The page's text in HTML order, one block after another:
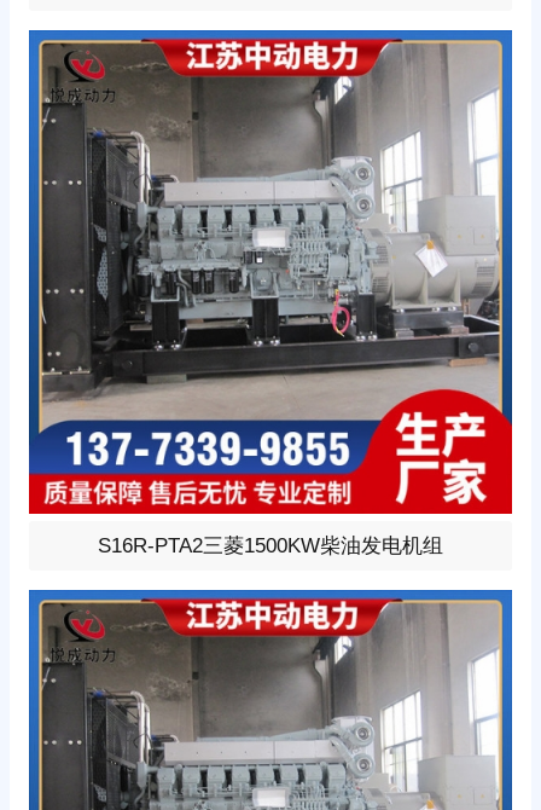
缸发动机配套昇丰全铜无刷发电机，全铜发电机质保两
年。标配自启动自保护液晶控制器。
1500KW柴油发电机组，选用三菱型号:S16R-PTA2、柴油
型16缸发动机配套昇丰全铜无刷发电机，全铜发电机质保
两年。标配自启动自保护液晶控制器。
S16R-PTA2三菱1500KW柴油发电机组